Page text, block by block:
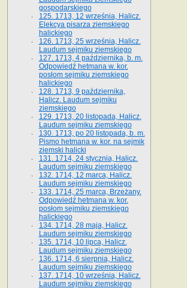
gospodarskiego
125. 1713, 12 września, Halicz.
Elekcya pisarza ziemskiego
halickiego
126. 1713, 25 września, Halicz.
Laudum sejmiku ziemskiego
127. 1713, 4 października, b. m.
Odpowiedź hetmana w. kor.
posłom sejmiku ziemskiego
halickiego
128. 1713, 9 października,
Halicz. Laudum sejmiku
ziemskiego
129. 1713, 20 listopada, Halicz.
Laudum sejmiku ziemskiego
130. 1713, po 20 listopada, b. m.
Pismo hetmana w. kor. na sejmik
ziemski halicki
131. 1714, 24 stycznia, Halicz.
Laudum sejmiku ziemskiego
132. 1714, 12 marca, Halicz.
Laudum sejmiku ziemskiego
133. 1714, 25 marca, Brzeżany.
Odpowiedź hetmana w. kor.
posłom sejmiku ziemskiego
halickiego
134. 1714, 28 maja, Halicz.
Laudum sejmiku ziemskiego
135. 1714, 10 lipca, Halicz.
Laudum sejmiku ziemskiego
136. 1714, 6 sierpnia, Halicz.
Laudum sejmiku ziemskiego
137. 1714, 10 września, Halicz.
Laudum sejmiku ziemskiego